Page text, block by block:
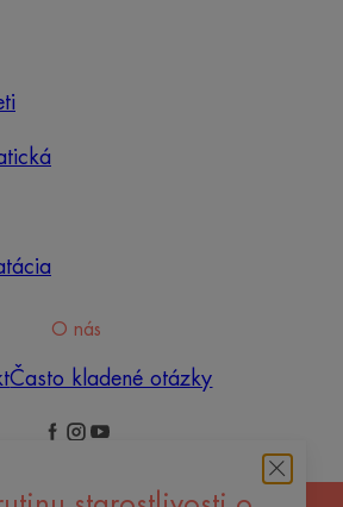
O nás
Často kladené otázky